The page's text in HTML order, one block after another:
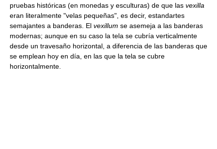
pruebas históricas (en monedas y esculturas) de que las vexilla
eran literalmente "velas pequeñas", es decir, estandartes
semajantes a banderas. El vexillum se asemeja a las banderas
modernas; aunque en su caso la tela se cubría verticalmente
desde un travesaño horizontal, a diferencia de las banderas que
se emplean hoy en día, en las que la tela se cubre
horizontalmente.